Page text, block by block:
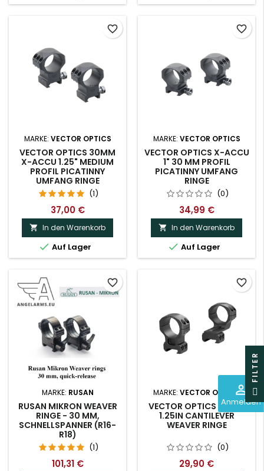
perm_identity
Anmelden
MARKE: VECTOR OPTICS
VECTOR OPTICS 30MM
X-ACCU 1.25" MEDIUM
PROFIL PICATINNY
UMFANG RINGE
(1)
37,00 €
 In den Warenkorb
 Auf Lager
favorite_border
MARKE: VECTOR OPTICS
VECTOR OPTICS X-ACCU
1" 30 MM PROFIL
PICATINNY UMFANG
RINGE
(0)
34,99 €
 In den Warenkorb
 Auf Lager
favorite_border
MARKE: RUSAN
RUSAN MIKRON WEAVER
RINGE - 30 MM,
SCHNELLSPANNER (R16-
R18)
(1)
101,31 €
favorite_border
MARKE: VECTOR OPTICS
VECTOR OPTICS 30MM
1.25IN CANTILEVER
WEAVER RINGE
(0)
29,90 €
favorite_border
R